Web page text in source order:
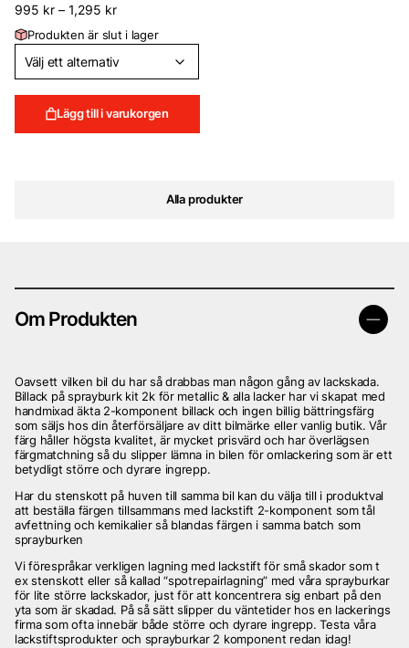
Alla produkter
995 kr – 1,295 kr
Produkten är slut i lager
Lägg till i varukorgen
Om Produkten
Oavsett vilken bil du har så drabbas man någon gång av lackskada.
Billack på sprayburk kit 2k för metallic & alla lacker har vi skapat med
handmixad äkta 2-komponent billack och ingen billig bättringsfärg
som säljs hos din återförsäljare av ditt bilmärke eller vanlig butik. Vår
färg håller högsta kvalitet, är mycket prisvärd och har överlägsen
färgmatchning så du slipper lämna in bilen för omlackering som är ett
betydligt större och dyrare ingrepp.
Har du stenskott på huven till samma bil kan du välja till i produktval
att beställa färgen tillsammans med lackstift 2-komponent som tål
avfettning och kemikalier så blandas färgen i samma batch som
sprayburken
Vi förespråkar verkligen lagning med lackstift för små skador som t
ex stenskott eller så kallad “spotrepairlagning” med våra sprayburkar
för lite större lackskador, just för att koncentrera sig enbart på den
yta som är skadad. På så sätt slipper du väntetider hos en lackerings
firma som ofta innebär både större och dyrare ingrepp. Testa våra
lackstiftsprodukter och sprayburkar 2 komponent redan idag!